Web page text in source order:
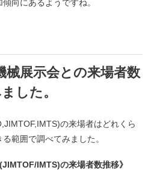
向にあるようですね。
械展示会との来場者数
した。
の来場者はどれくら
範囲で調べてみました。
IMTS)の来場者数推移》